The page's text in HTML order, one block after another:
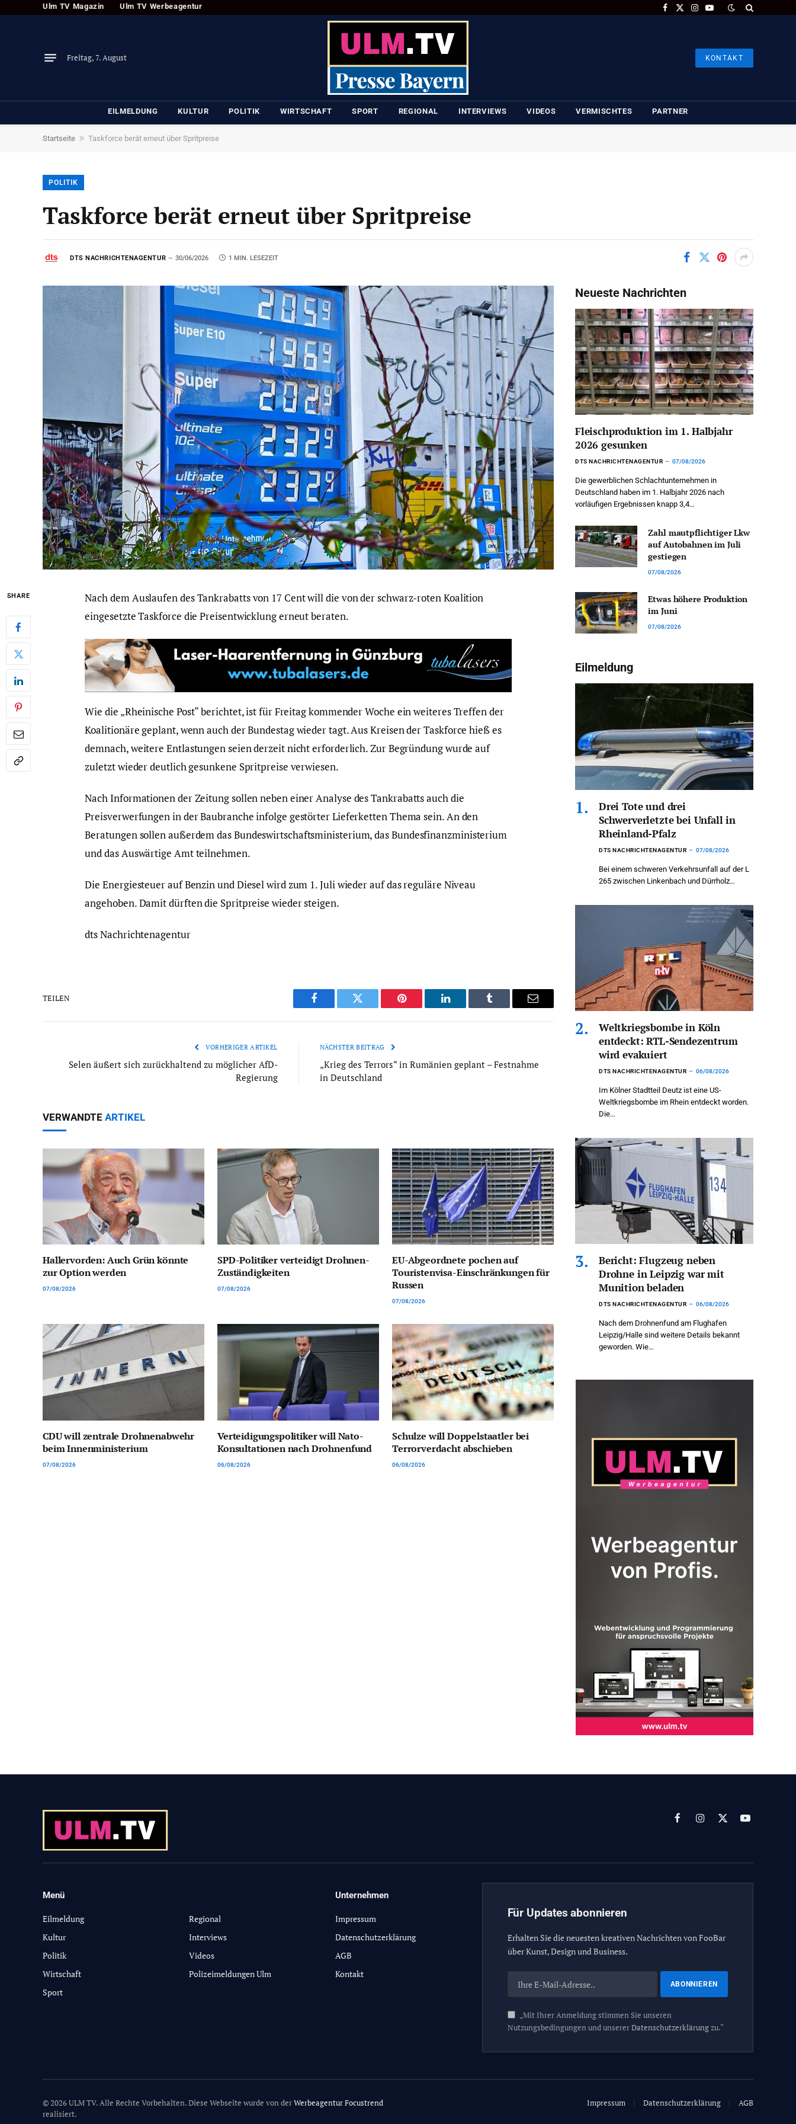
Ulm TV Magazin Ulm TV Werbeagentur
Facebook
X
Instagram
YouTube
Freitag, 7. August KONTAKT
EILMELDUNG KULTUR POLITIK WIRTSCHAFT SPORT REGIONAL INTERVIEWS VIDEOS VERMISCHTES PARTNER
Startseite » Taskforce berät erneut über Spritpreise
POLITIK
Taskforce berät erneut über Spritpreise
DTS NACHRICHTENAGENTUR 30/06/2026 1 MIN. LESEZEIT
SHARE
Nach dem Auslaufen des Tankrabatts von 17 Cent will die von der schwarz-roten Koalition
eingesetzte Taskforce die Preisentwicklung erneut beraten.
Wie die „Rheinische Post“ berichtet, ist für Freitag kommender Woche ein weiteres Treffen der
Koalitionäre geplant, wenn auch der Bundestag wieder tagt. Aus Kreisen der Taskforce hieß es
demnach, weitere Entlastungen seien derzeit nicht erforderlich. Zur Begründung wurde auf
zuletzt wieder deutlich gesunkene Spritpreise verwiesen.
Nach Informationen der Zeitung sollen neben einer Analyse des Tankrabatts auch die
Preisverwerfungen in der Baubranche infolge gestörter Lieferketten Thema sein. An den
Beratungen sollen außerdem das Bundeswirtschaftsministerium, das Bundesfinanzministerium
und das Auswärtige Amt teilnehmen.
Die Energiesteuer auf Benzin und Diesel wird zum 1. Juli wieder auf das reguläre Niveau
angehoben. Damit dürften die Spritpreise wieder steigen.
dts Nachrichtenagentur
TEILEN
Facebook Twitter Pinterest LinkedIn Tumblr Email
VORHERIGER ARTIKEL
Selen äußert sich zurückhaltend zu möglicher AfD-
Regierung
NÄCHSTER BEITRAG
„Krieg des Terrors“ in Rumänien geplant – Festnahme
in Deutschland
VERWANDTE ARTIKEL
Hallervorden: Auch Grün könnte
zur Option werden
07/08/2026
SPD-Politiker verteidigt Drohnen-
Zuständigkeiten
07/08/2026
EU-Abgeordnete pochen auf
Touristenvisa-Einschränkungen für
Russen
07/08/2026
CDU will zentrale Drohnenabwehr
beim Innenministerium
07/08/2026
Verteidigungspolitiker will Nato-
Konsultationen nach Drohnenfund
06/08/2026
Schulze will Doppelstaatler bei
Terrorverdacht abschieben
06/08/2026
Neueste Nachrichten
Fleischproduktion im 1. Halbjahr
2026 gesunken
DTS NACHRICHTENAGENTUR 07/08/2026
Die gewerblichen Schlachtunternehmen in
Deutschland haben im 1. Halbjahr 2026 nach
vorläufigen Ergebnissen knapp 3,4…
Zahl mautpflichtiger Lkw
auf Autobahnen im Juli
gestiegen
07/08/2026
Etwas höhere Produktion
im Juni
07/08/2026
Eilmeldung
Drei Tote und drei
Schwerverletzte bei Unfall in
Rheinland-Pfalz
DTS NACHRICHTENAGENTUR 07/08/2026
Bei einem schweren Verkehrsunfall auf der L
265 zwischen Linkenbach und Dürrholz…
Weltkriegsbombe in Köln
entdeckt: RTL-Sendezentrum
wird evakuiert
DTS NACHRICHTENAGENTUR 06/08/2026
Im Kölner Stadtteil Deutz ist eine US-
Weltkriegsbombe im Rhein entdeckt worden.
Die…
Bericht: Flugzeug neben
Drohne in Leipzig war mit
Munition beladen
DTS NACHRICHTENAGENTUR 06/08/2026
Nach dem Drohnenfund am Flughafen
Leipzig/Halle sind weitere Details bekannt
geworden. Wie…
FacebookInstagram
X
YouTube
Menü
Eilmeldung
Kultur
Politik
Wirtschaft
Sport
Regional
Interviews
Videos
Polizeimeldungen Ulm
Unternehmen
Impressum
Datenschutzerklärung
AGB
Kontakt
Für Updates abonnieren
Erhalten Sie die neuesten kreativen Nachrichten von FooBar
über Kunst, Design und Business.
„Mit Ihrer Anmeldung stimmen Sie unseren
Nutzungsbedingungen und unsererDatenschutzerklärungzu.“
© 2026 ULM TV. Alle Rechte Vorbehalten. Diese Webseite wurde von derWerbeagentur Focustrend
realisiert.
Impressum Datenschutzerklärung AGB